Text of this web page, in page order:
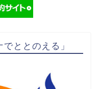
ととのえる」